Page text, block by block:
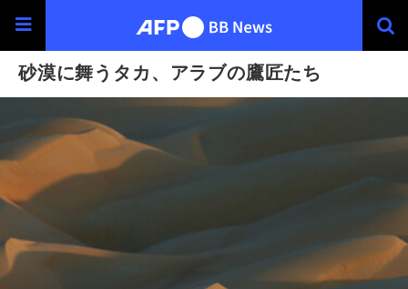
砂漠に舞うタカ、アラブの鷹匠たち